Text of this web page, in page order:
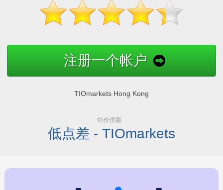
注册一个帐户
TIOmarkets Hong Kong
特价优惠
低点差 - TIOmarkets